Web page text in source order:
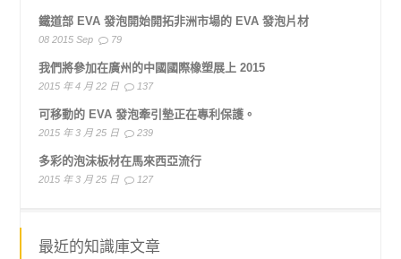
鐵道部 EVA 發泡開始開拓非洲市場的 EVA 發泡片材
08 2015 Sep 79
我們將參加在廣州的中國國際橡塑展上 2015
2015 年 4 月 22 日 137
可移動的 EVA 發泡牽引墊正在專利保護。
2015 年 3 月 25 日 239
多彩的泡沫板材在馬來西亞流行
2015 年 3 月 25 日 127
最近的知識庫文章